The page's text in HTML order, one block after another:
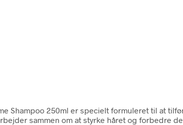
Shampoo 250ml er specielt formuleret til at
sammen om at styrke håret og forbedre